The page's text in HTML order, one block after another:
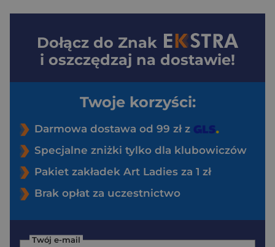
Dołącz do Znak
i oszczędzaj na dostawie!
Twoje korzyści:
Darmowa dostawa od 99 zł z
Specjalne zniżki tylko dla klubowiczów
Pakiet zakładek Art Ladies za 1 zł
Brak opłat za uczestnictwo
Twój e-mail